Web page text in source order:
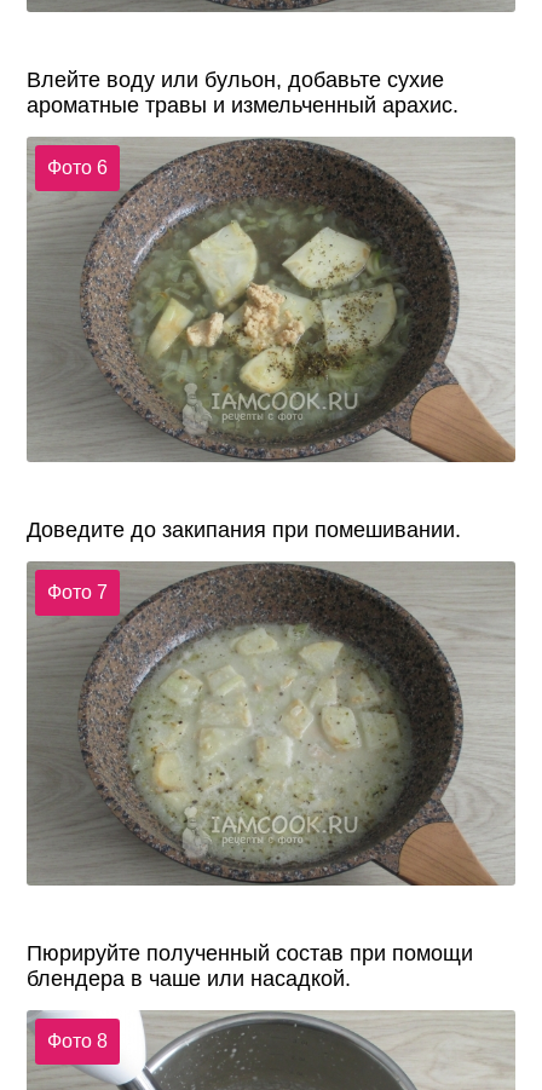
Влейте воду или бульон, добавьте сухие
ароматные травы и измельченный арахис.
Фото 6
Доведите до закипания при помешивании.
Фото 7
Пюрируйте полученный состав при помощи
блендера в чаше или насадкой.
Фото 8